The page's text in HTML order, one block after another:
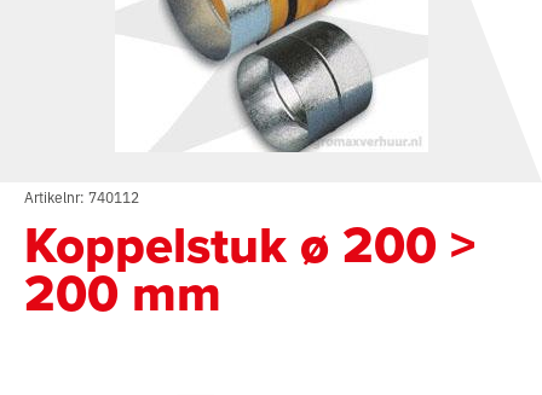
Artikelnr: 740112
Koppelstuk ø 200 >
200 mm